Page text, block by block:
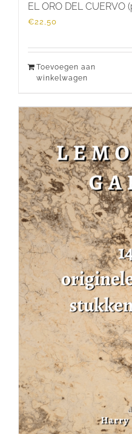
EL ORO DEL CUERVO
€22,50
Toevoegen aan
winkelwagen